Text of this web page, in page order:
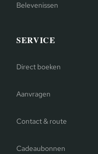
Belevenissen
SERVICE
Direct boeken
Aanvragen
Contact & route
Cadeaubonnen